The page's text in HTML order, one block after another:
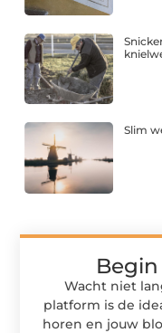
Slim
Wacht niet
platform is de
horen en jouw